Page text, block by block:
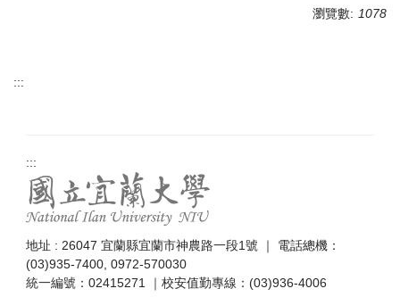
瀏覽數: 1078
:::
:::
地址 : 26047 宜蘭縣宜蘭市神農路一段1號 ｜ 電話總機：
(03)935-7400, 0972-570030
統一編號：02415271 ｜校安值勤專線：(03)936-4006